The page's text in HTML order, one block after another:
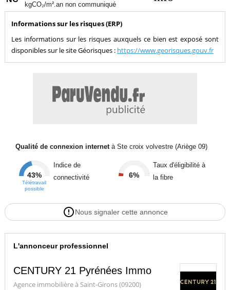
kgCO₂/m².an non communiqué
Informations sur les risques (ERP)
Les informations sur les risques auxquels ce bien est exposé sont
disponibles sur le site Géorisques : https://www.georisques.gouv.fr
Qualité de connexion internetà Ste croix volvestre (Ariège 09)
43%
Télétravail
possible
Indice de
connectivité
6%
Taux d'éligibilité à
la fibre
Nous signaler cette annonce
L'annonceur professionnel
CENTURY 21 Pyrénées Immo
Agence immobilière à Saint-Girons (09200)